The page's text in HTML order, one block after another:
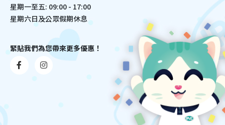
星期一至五: 09:00 - 17:00
星期六日及公眾假期休息
緊貼我們為您帶來更多優惠！